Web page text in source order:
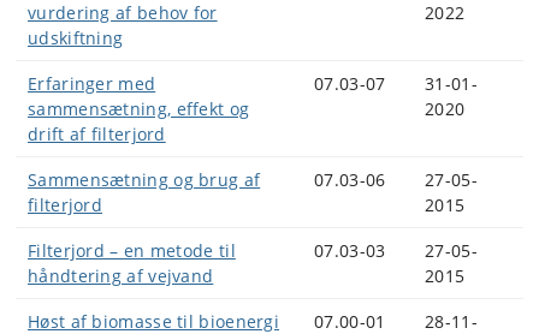
vurdering af behov for
udskiftning
2022
Erfaringer med
sammensætning, effekt og
drift af filterjord
07.03-07
31-01-
2020
Sammensætning og brug af
filterjord
07.03-06
27-05-
2015
Filterjord – en metode til
håndtering af vejvand
07.03-03
27-05-
2015
Høst af biomasse til bioenergi
07.00-01
28-11-